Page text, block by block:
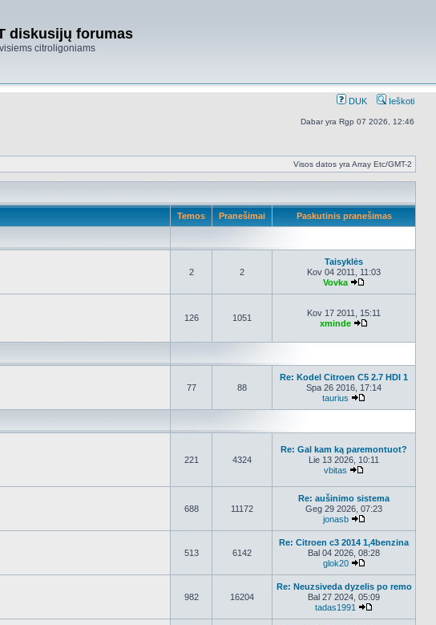
diskusijų forumas
citroligoniams
DUK Ieškoti
Dabar yra Rgp 07 2026, 12:46
Visos datos yra Array Etc/GMT-2
Temos Pranešimai Paskutinis pranešimas
2 2
Taisyklės
Kov 04 2011, 11:03
Vovka
126 1051
Kov 17 2011, 15:11
xminde
77 88
Re: Kodel Citroen C5 2.7 HDI 1
Spa 26 2016, 17:14
taurius
221 4324
Re: Gal kam ką paremontuot?
Lie 13 2026, 10:11
vbitas
688 11172
Re: aušinimo sistema
Geg 29 2026, 07:23
jonasb
513 6142
Re: Citroen c3 2014 1,4benzina
Bal 04 2026, 08:28
glok20
982 16204
Re: Neuzsiveda dyzelis po remo
Bal 27 2024, 05:09
tadas1991